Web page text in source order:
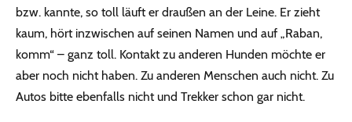
bzw. kannte, so toll läuft er draußen an der Leine. Er zieht
kaum, hört inzwischen auf seinen Namen und auf „Raban,
komm“ – ganz toll. Kontakt zu anderen Hunden möchte er
aber noch nicht haben. Zu anderen Menschen auch nicht. Zu
Autos bitte ebenfalls nicht und Trekker schon gar nicht.